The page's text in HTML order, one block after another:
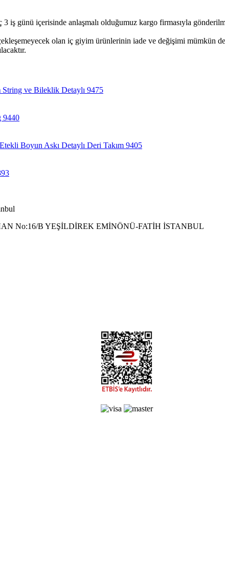
iş günü içerisinde anlaşmalı olduğumuz kargo firmasıyla
olan iç giyim ürünlerinin iade ve değişimi mümkün
No:16/B YEŞİLDİREK EMİNÖNÜ-FATİH İSTANBUL